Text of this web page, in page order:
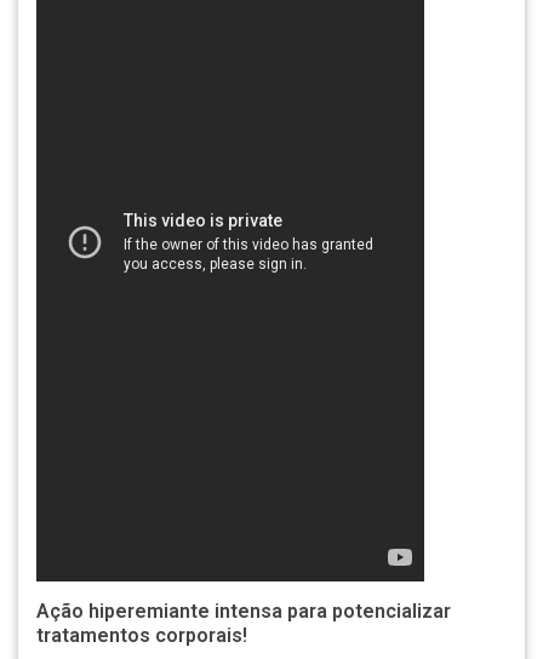
Ação hiperemiante intensa para potencializar
tratamentos corporais!